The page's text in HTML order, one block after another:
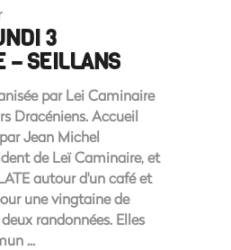
3
– SEILLANS
par Lei Caminaire
Dracéniens. Accueil
Jean Michel
de Leï Caminaire, et
autour d'un café et
une vingtaine de
randonnées. Elles